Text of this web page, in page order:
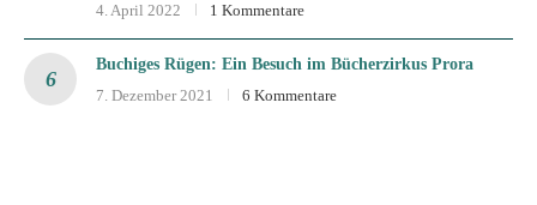
4. April 2022
1 Kommentare
Buchiges Rügen: Ein Besuch im Bücherzirkus Prora
7. Dezember 2021
6 Kommentare